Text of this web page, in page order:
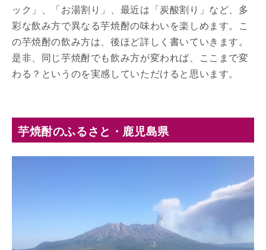
ック」、「お湯割り」、最近は「炭酸割り」など、多
彩な飲み方で異なる芋焼酎の味わいを楽しめます。こ
の芋焼酎の飲み方は、後ほど詳しく書いていきます。
是非、同じ芋焼酎でも飲み方が変われば、ここまで変
わる？というのを実感していただけると思います。
芋焼酎のふるさと・鹿児島県